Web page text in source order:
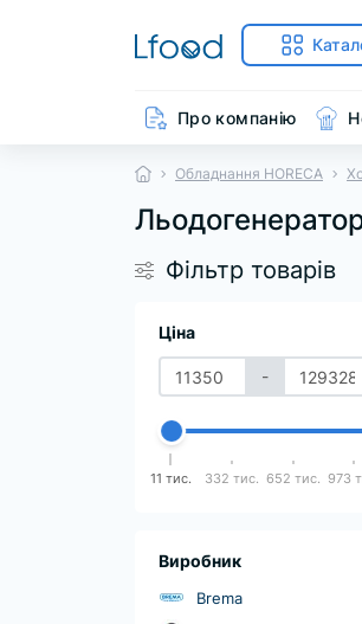
Про компанію
Обладнання HORECA
Фільтр товарів
Ціна
-
11 тис. 332 тис. 652 тис. 973
Виробник
Brema